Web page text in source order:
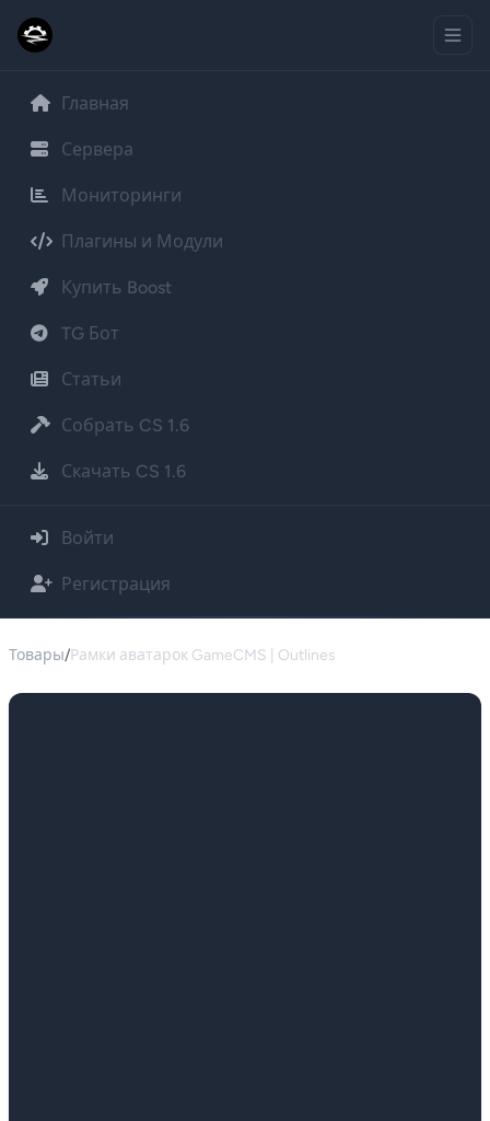
Главная
Сервера
Мониторинги
Плагины и Модули
Купить Boost
TG Бот
Статьи
Собрать CS 1.6
Скачать CS 1.6
Войти
Регистрация
Товары/Рамки аватарок GameCMS | Outlines